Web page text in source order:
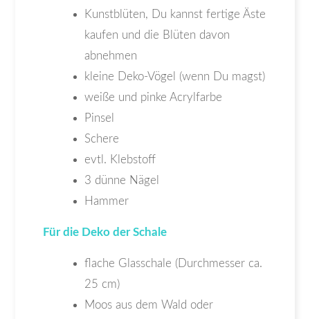
Kunstblüten, Du kannst fertige Äste
kaufen und die Blüten davon
abnehmen
kleine Deko-Vögel (wenn Du magst)
weiße und pinke Acrylfarbe
Pinsel
Schere
evtl. Klebstoff
3 dünne Nägel
Hammer
Für die Deko der Schale
flache Glasschale (Durchmesser ca.
25 cm)
Moos aus dem Wald oder